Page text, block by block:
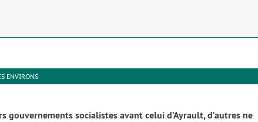
ENVIRONS
gou­ver­ne­ments socia­listes avant celui d’Ayrault, d’autres ne